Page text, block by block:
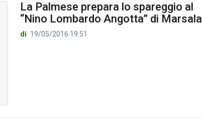
La Palmese prepara lo spareggio al
“Nino Lombardo Angotta” di Marsala
di 19/05/2016 19:51